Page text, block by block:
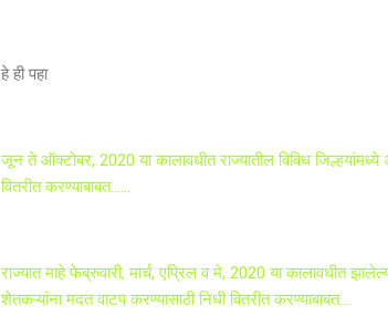
हे ही पहा
जून ते ऑक्टोबर, 2020 या कालावधीत राज्यातील विविध जिल्हयांमध्ये
वितरीत करण्याबाबत......
राज्यात माहे फेब्रुवारी, मार्च, एप्रिल व मे, 2020 या कालावधीत
शेतकऱ्यांना मदत वाटप करण्यासाठी निधी वितरीत करण्याबाबत....